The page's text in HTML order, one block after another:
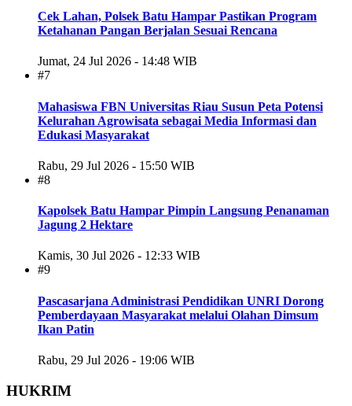
Cek Lahan, Polsek Batu Hampar Pastikan Program
Ketahanan Pangan Berjalan Sesuai Rencana
Jumat, 24 Jul 2026 - 14:48 WIB
#7
Mahasiswa FBN Universitas Riau Susun Peta Potensi
Kelurahan Agrowisata sebagai Media Informasi dan
Edukasi Masyarakat
Rabu, 29 Jul 2026 - 15:50 WIB
#8
Kapolsek Batu Hampar Pimpin Langsung Penanaman
Jagung 2 Hektare
Kamis, 30 Jul 2026 - 12:33 WIB
#9
Pascasarjana Administrasi Pendidikan UNRI Dorong
Pemberdayaan Masyarakat melalui Olahan Dimsum
Ikan Patin
Rabu, 29 Jul 2026 - 19:06 WIB
HUKRIM